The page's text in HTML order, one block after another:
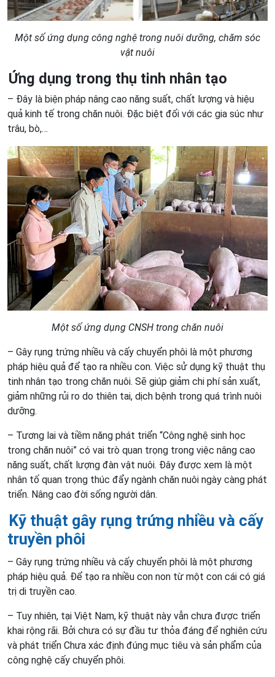
Một số ứng dụng công nghệ trong nuôi dưỡng, chăm sóc
vật nuôi
Ứng dụng trong thụ tinh nhân tạo
– Đây là biện pháp nâng cao năng suất, chất lượng và hiệu
quả kinh tế trong chăn nuôi. Đặc biệt đối với các gia súc như
trâu, bò,…
Một số ứng dụng CNSH trong chăn nuôi
– Gây rụng trứng nhiều và cấy chuyển phôi là một phương
pháp hiệu quả để tạo ra nhiều con. Việc sử dụng kỹ thuật thụ
tinh nhân tạo trong chăn nuôi. Sẽ giúp giảm chi phí sản xuất,
giảm những rủi ro do thiên tai, dịch bệnh trong quá trình nuôi
dưỡng.
– Tương lai và tiềm năng phát triển “Công nghệ sinh học
trong chăn nuôi” có vai trò quan trọng trong việc nâng cao
năng suất, chất lượng đàn vật nuôi. Đây được xem là một
nhân tố quan trọng thúc đẩy ngành chăn nuôi ngày càng phát
triển. Nâng cao đời sống người dân.
Kỹ thuật gây rụng trứng nhiều và cấy
truyền phôi
– Gây rụng trứng nhiều và cấy chuyển phôi là một phương
pháp hiệu quả. Để tạo ra nhiều con non từ một con cái có giá
trị di truyền cao.
– Tuy nhiên, tại Việt Nam, kỹ thuật này vẫn chưa được triển
khai rộng rãi. Bởi chưa có sự đầu tư thỏa đáng để nghiên cứu
và phát triển Chưa xác định đúng mục tiêu và sản phẩm của
công nghệ cấy chuyển phôi.